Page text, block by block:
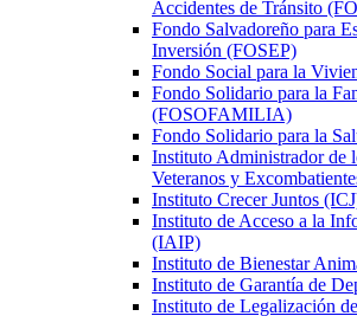
Accidentes de Tránsito
Fondo Salvadoreño para
Inversión (FOSEP)
Fondo Social para la
Fondo Solidario para la
(FOSOFAMILIA)
Fondo Solidario para la
Instituto Administrador de
Veteranos y
Instituto Crecer Juntos
Instituto de Acceso a la
(IAIP)
Instituto de Bienestar
Instituto de Garantía de
Instituto de Legalización